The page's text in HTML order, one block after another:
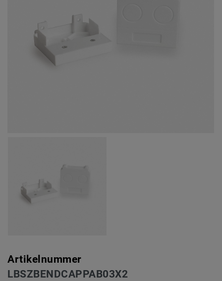
Artikelnummer
LBSZBENDCAPPAB03X2